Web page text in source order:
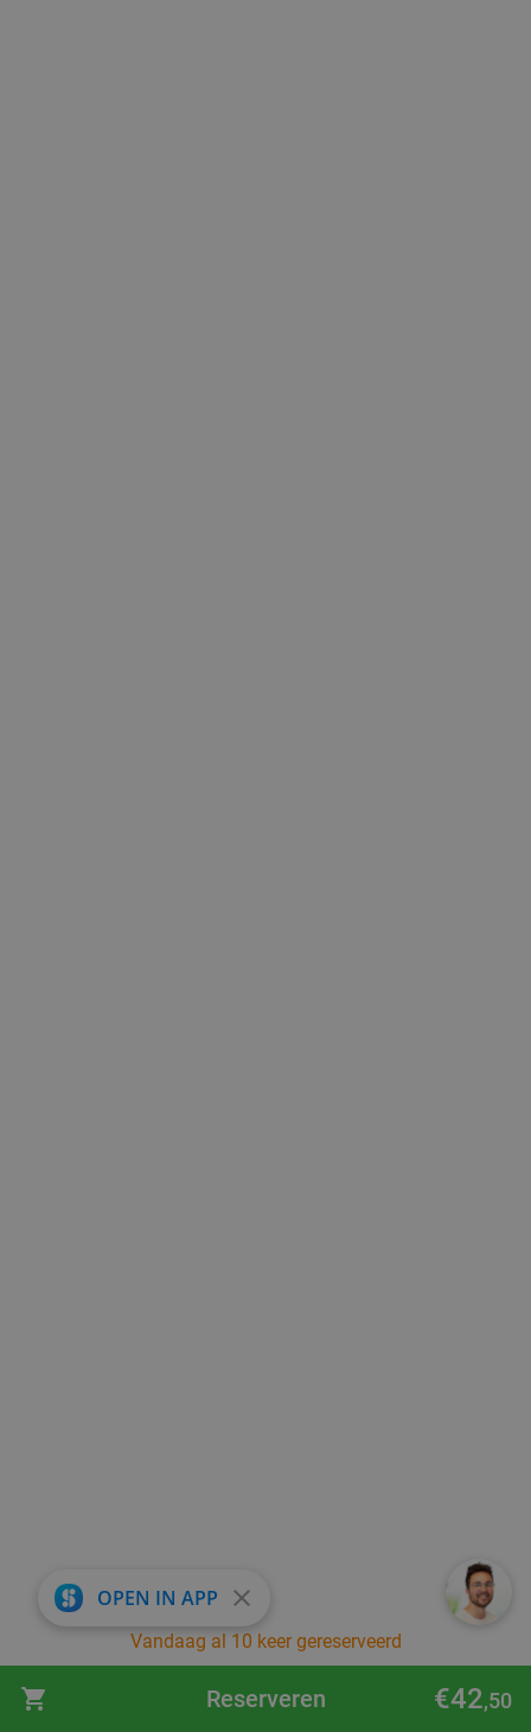
Vandaag al 10 keer gereserveerd
Reserveren €42,50
OPEN IN APP close